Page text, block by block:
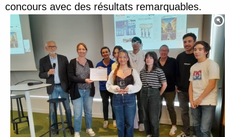
concours avec des résultats remarquables.